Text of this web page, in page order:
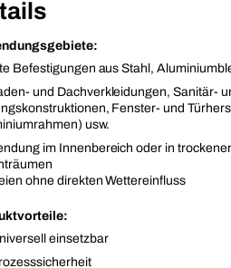
Befestigungen aus Stahl,
und Dachverkleidungen, Sanitär-
Fenster- und
usw.
im Innenbereich oder in
ohne direkten Wettereinfluss
einsetzbar